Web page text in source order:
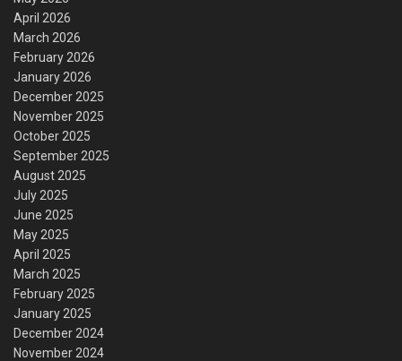
April 2026
March 2026
February 2026
January 2026
December 2025
November 2025
October 2025
September 2025
August 2025
July 2025
June 2025
May 2025
April 2025
March 2025
February 2025
January 2025
December 2024
November 2024